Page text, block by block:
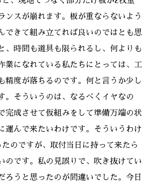
ンスが崩れます。板が重ならないよう
できて組み立てれば良いのではとも思
、時間も道具も限られるし、何よりも
業になれている私たちにとっては、工
精度が落ちるのです。何と言うか少し
。そういうのは、なるべくイヤなの
完成させて仮組みをして準備万端の状
運んで来たいわけです。そういうわけ
のですが、取付当日に持って来たら
のです。私の見誤りで、吹き抜けてい
ろうと思ったのが間違いでした。今日